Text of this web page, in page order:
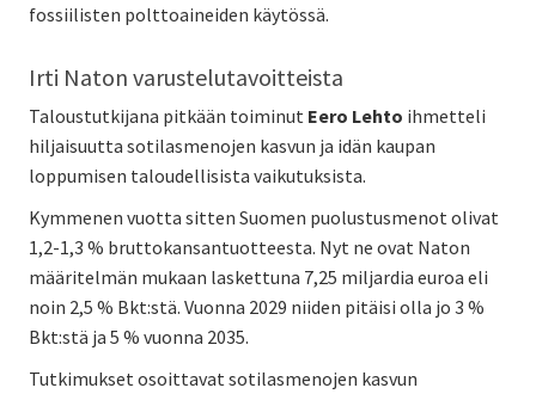
fossiilisten polttoaineiden käytössä.
Irti Naton varustelutavoitteista
Taloustutkijana pitkään toiminut Eero Lehto ihmetteli
hiljaisuutta sotilasmenojen kasvun ja idän kaupan
loppumisen taloudellisista vaikutuksista.
Kymmenen vuotta sitten Suomen puolustusmenot olivat
1,2-1,3 % bruttokansantuotteesta. Nyt ne ovat Naton
määritelmän mukaan laskettuna 7,25 miljardia euroa eli
noin 2,5 % Bkt:stä. Vuonna 2029 niiden pitäisi olla jo 3 %
Bkt:stä ja 5 % vuonna 2035.
Tutkimukset osoittavat sotilasmenojen kasvun